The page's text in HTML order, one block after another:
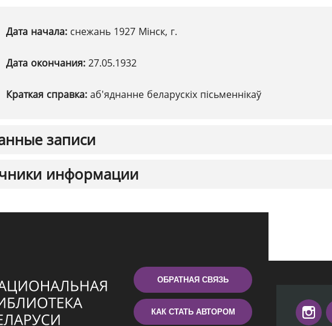
Дата начала: снежань 1927 Мінск, г.
Дата окончания: 27.05.1932
Краткая справка: аб'яднанне беларускіх пісьменнікаў
записи
информации
ОБРАТНАЯ СВЯЗЬ
КАК СТАТЬ АВТОРОМ